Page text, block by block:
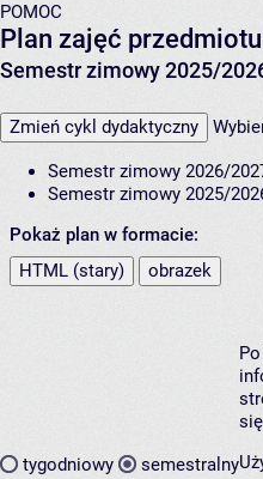
POMOC
Plan zajęć
Semestr zimowy 2025/
Zmień cykl dydaktyczny
Semestr zimowy 2026/
Semestr zimowy 2025/
Pokaż plan w formacie:
HTML (stary)
obrazek
tygodniowy semestralny